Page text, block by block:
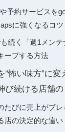
予約サービスを
に強くなるコツ
続く「週1メン
ープする方法
“怖い味方”に
び続ける店舗
たびに売上がブ
店の決定的な違い